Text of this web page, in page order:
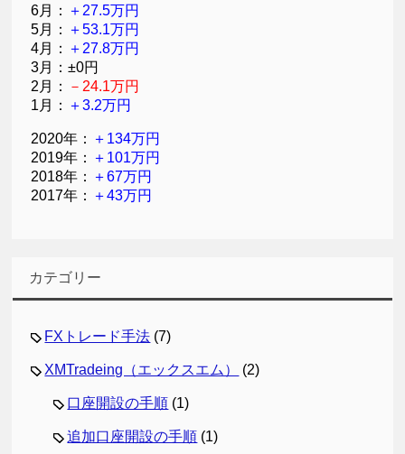
6月： ＋27.5万円
5月： ＋53.1万円
4月： ＋27.8万円
3月：±0円
2月：
－24.1万円
1月： ＋3.2万円
2020年： ＋134万円
2019年： ＋101万円
2018年： ＋67万円
2017年： ＋43万円
カテゴリー
FXトレード手法 (7)
XMTradeing（エックスエム） (2)
口座開設の手順 (1)
追加口座開設の手順 (1)